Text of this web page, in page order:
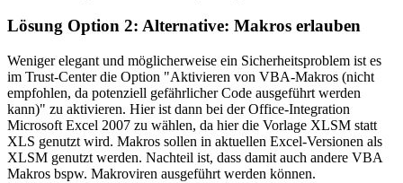
Lösung Option 2: Alternative: Makros erlauben
Weniger elegant und möglicherweise ein Sicherheitsproblem ist es
im Trust-Center die Option "Aktivieren von VBA-Makros (nicht
empfohlen, da potenziell gefährlicher Code ausgeführt werden
kann)" zu aktivieren. Hier ist dann bei der Office-Integration
Microsoft Excel 2007 zu wählen, da hier die Vorlage XLSM statt
XLS genutzt wird. Makros sollen in aktuellen Excel-Versionen als
XLSM genutzt werden. Nachteil ist, dass damit auch andere VBA
Makros bspw. Makroviren ausgeführt werden können.